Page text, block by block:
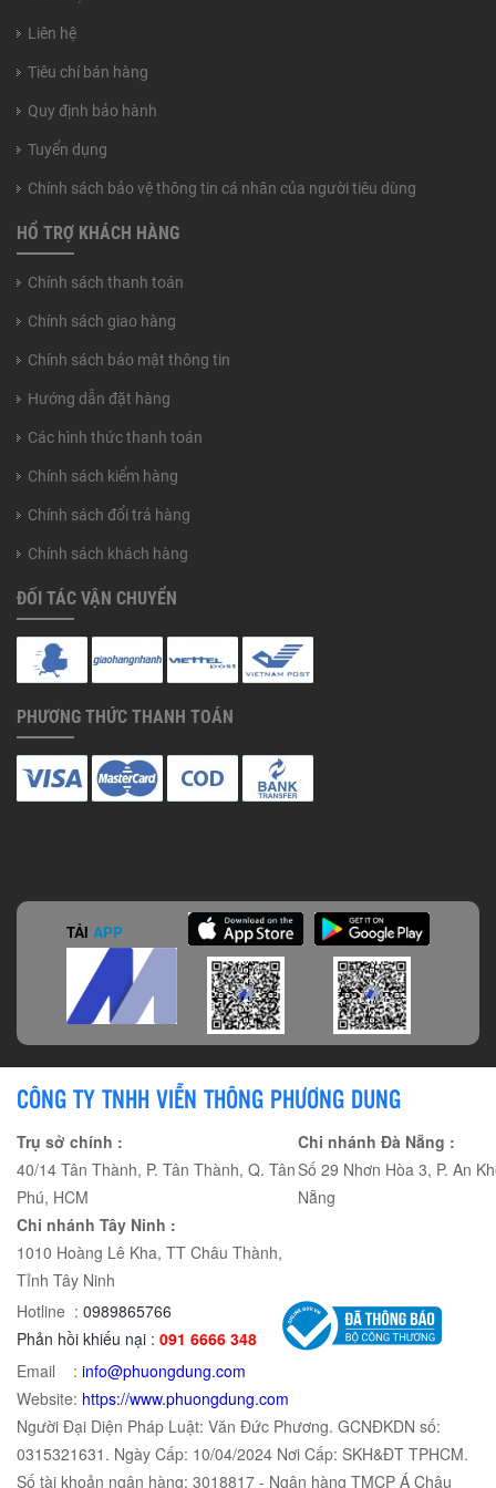
Liên hệ
Tiêu chí bán hàng
Quy định bảo hành
Tuyển dụng
Chính sách bảo vệ thông tin cá nhân của người tiêu dùng
HỔ TRỢ KHÁCH HÀNG
Chính sách thanh toán
Chính sách giao hàng
Chính sách bảo mật thông tin
Hướng dẫn đặt hàng
Các hình thức thanh toán
Chính sách kiểm hàng
Chính sách đổi trả hàng
Chính sách khách hàng
ĐỐI TÁC VẬN CHUYỂN
PHƯƠNG THỨC THANH TOÁN
TẢI APP
CÔNG TY TNHH VIỄN THÔNG PHƯƠNG DUNG
Trụ sở chính :
40/14 Tân Thành, P. Tân Thành, Q. Tân
Phú, HCM
Chi nhánh Đà Nẵng :
Số 29 Nhơn Hòa 3, P. An
Nẵng
Chi nhánh Tây Ninh :
1010 Hoàng Lê Kha, TT Châu Thành,
Tỉnh Tây Ninh
Hotline : 0989865766
Phản hồi khiếu nại : 091 6666 348
Email : info@phuongdung.com
Website: https://www.phuongdung.com
Người Đại Diện Pháp Luật: Văn Đức Phương. GCNĐKDN số:
0315321631. Ngày Cấp: 10/04/2024 Nơi Cấp: SKH&ĐT TPHCM.
Số tài khoản ngân hàng: 3018817 - Ngân hàng TMCP Á Châu